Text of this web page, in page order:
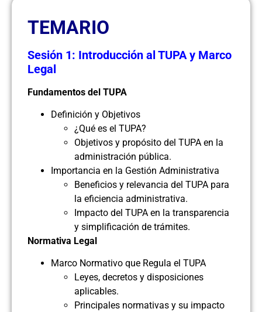
TEMARIO
Sesión 1: Introducción al TUPA y Marco
Legal
Fundamentos del TUPA
Definición y Objetivos
¿Qué es el TUPA?
Objetivos y propósito del TUPA en la
administración pública.
Importancia en la Gestión Administrativa
Beneficios y relevancia del TUPA para
la eficiencia administrativa.
Impacto del TUPA en la transparencia
y simplificación de trámites.
Normativa Legal
Marco Normativo que Regula el TUPA
Leyes, decretos y disposiciones
aplicables.
Principales normativas y su impacto